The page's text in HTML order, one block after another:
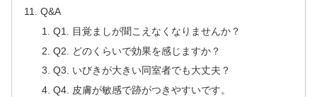
Q&A
Q1. 目覚ましが聞こえなくなりませんか？
Q2. どのくらいで効果を感じますか？
Q3. いびきが大きい同室者でも大丈夫？
Q4. 皮膚が敏感で跡がつきやすいです。